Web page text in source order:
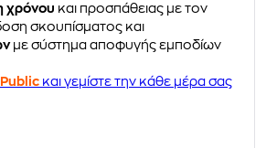
χρόνου και προσπάθειας με τον
σκουπίσματος και
με σύστημα αποφυγής εμποδίων
Public και γεμίστε την κάθε μέρα σας